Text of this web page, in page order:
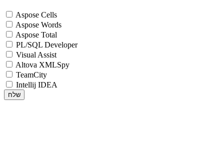
Aspose Cells
Aspose Words
Aspose Total
PL/SQL Developer
Visual Assist
Altova XMLSpy
TeamCity
Intellij IDEA